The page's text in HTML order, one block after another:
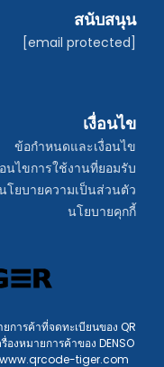
สนับสนุน
[email protected]
เงื่อนไข
ข้อกำหนดและเงื่อนไข
อนไขการใช้งานที่ยอมรับ
โยบายความเป็นส่วนตัว
นโยบายคุกกี้
การค้าที่จดทะเบียนของ QR
องหมายการค้าของ DENSO
www.qrcode-tiger.com